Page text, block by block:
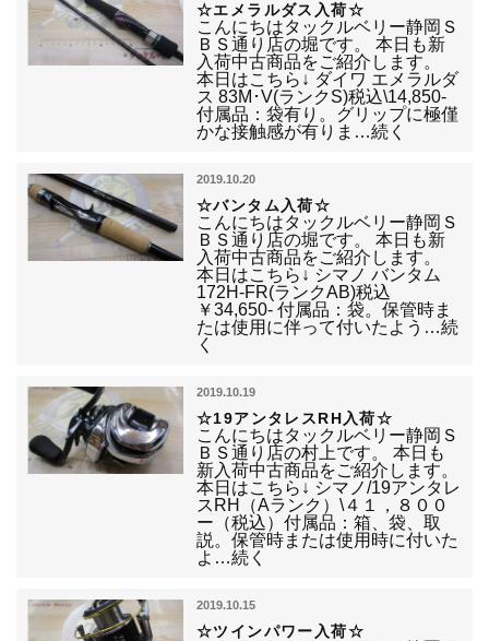
☆エメラルダス入荷☆
こんにちはタックルベリー静岡Ｓ
ＢＳ通り店の堀です。 本日も新
入荷中古商品をご紹介します。
本日はこちら↓ ダイワ エメラルダ
ス 83M･V(ランクS)税込\14,850-
付属品：袋有り。グリップに極僅
かな接触感が有りま…続く
2019.10.20
☆バンタム入荷☆
こんにちはタックルベリー静岡Ｓ
ＢＳ通り店の堀です。 本日も新
入荷中古商品をご紹介します。
本日はこちら↓ シマノ バンタム
172H-FR(ランクAB)税込
￥34,650- 付属品：袋。保管時ま
たは使用に伴って付いたよう…続
く
2019.10.19
☆19アンタレスRH入荷☆
こんにちはタックルベリー静岡Ｓ
ＢＳ通り店の村上です。 本日も
新入荷中古商品をご紹介します。
本日はこちら↓ シマノ/19アンタレ
スRH（Aランク）\４１，８００
ー（税込）付属品：箱、袋、取
説。保管時または使用時に付いた
よ…続く
2019.10.15
☆ツインパワー入荷☆